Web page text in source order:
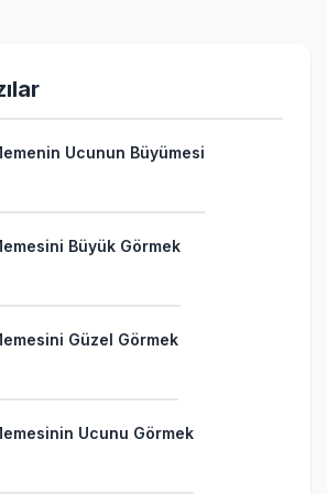
Ucunun Büyümesi
Büyük Görmek
Güzel Görmek
Ucunu Görmek